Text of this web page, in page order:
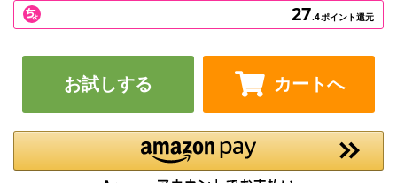
27.4ポイント還元
お試しする カートへ